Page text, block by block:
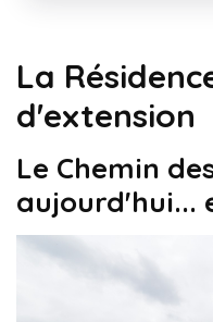
La
d'extension
Le Chemin
aujourd'hui...